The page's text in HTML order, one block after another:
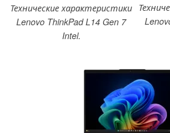
Технические характеристики
Lenovo ThinkPad L14 Gen 7
Intel.